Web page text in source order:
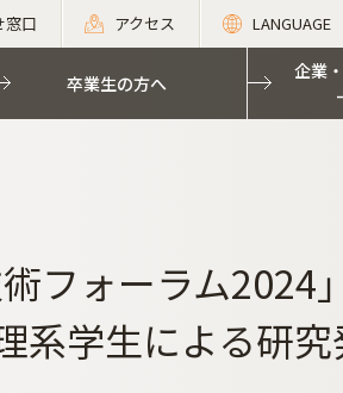
窓口 アクセス LANGUAGE
卒業生の方へ
企業
フォーラム2024
学生による研究